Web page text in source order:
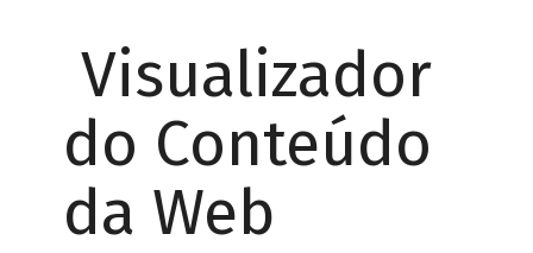
Visualizador
do Conteúdo
da Web